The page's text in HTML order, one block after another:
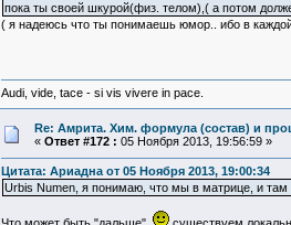
пока ты своей шкурой(физ. телом),( а потом
( я надеюсь что ты понимаешь юмор.. ибо в
Audi, vide, tace - si vis vivere in pace.
Re: Амрита. Хим. формула (состав) и
« Ответ #172 : 05 Ноября 2013, 19:56:59 »
Цитата: Ариадна от 05 Ноября 2013, 19:00:34
Urbis Numen, я понимаю, что мы в матрице, и